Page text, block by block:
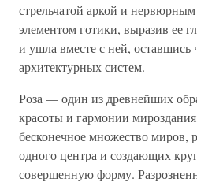
стрельчатой аркой и
элементом готики, выразив ее
и ушла вместе с ней, оставшись
архитектурных систем.
Роза — один из древнейших
красоты и гармонии
бесконечное множество миров,
одного центра и создающих
совершенную форму.